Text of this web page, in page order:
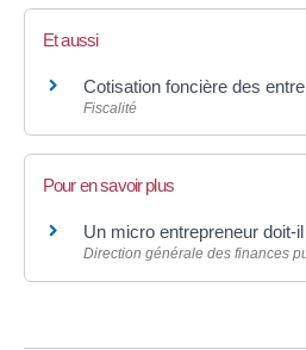
Et aussi
Cotisation foncière des
Fiscalité
Pour en savoir plus
Un micro entrepreneur doit-
Direction générale des finances